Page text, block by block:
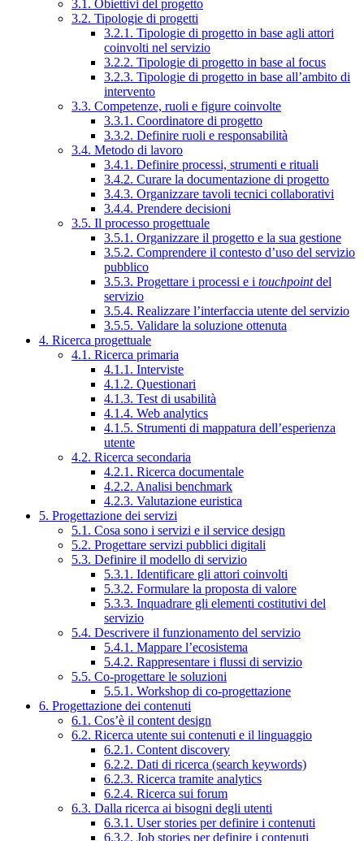
3.1. Obiettivi del progetto
3.2. Tipologie di progetti
3.2.1. Tipologie di progetto in base agli attori
coinvolti nel servizio
3.2.2. Tipologie di progetto in base al focus
3.2.3. Tipologie di progetto in base all’ambito di
intervento
3.3. Competenze, ruoli e figure coinvolte
3.3.1. Coordinatore di progetto
3.3.2. Definire ruoli e responsabilità
3.4. Metodo di lavoro
3.4.1. Definire processi, strumenti e rituali
3.4.2. Curare la documentazione di progetto
3.4.3. Organizzare tavoli tecnici collaborativi
3.4.4. Prendere decisioni
3.5. Il processo progettuale
3.5.1. Organizzare il progetto e la sua gestione
3.5.2. Comprendere il contesto d’uso del servizio
pubblico
3.5.3. Progettare i processi e i touchpointdel
servizio
3.5.4. Realizzare l’interfaccia utente del servizio
3.5.5. Validare la soluzione ottenuta
4. Ricerca progettuale
4.1. Ricerca primaria
4.1.1. Interviste
4.1.2. Questionari
4.1.3. Test di usabilità
4.1.4. Web analytics
4.1.5. Strumenti di mappatura dell’esperienza
utente
4.2. Ricerca secondaria
4.2.1. Ricerca documentale
4.2.2. Analisi benchmark
4.2.3. Valutazione euristica
5. Progettazione dei servizi
5.1. Cosa sono i servizi e il service design
5.2. Progettare servizi pubblici digitali
5.3. Definire il modello di servizio
5.3.1. Identificare gli attori coinvolti
5.3.2. Formulare la proposta di valore
5.3.3. Inquadrare gli elementi costitutivi del
servizio
5.4. Descrivere il funzionamento del servizio
5.4.1. Mappare l’ecosistema
5.4.2. Rappresentare i flussi di servizio
5.5. Co-progettare le soluzioni
5.5.1. Workshop di co-progettazione
6. Progettazione dei contenuti
6.1. Cos’è il content design
6.2. Ricerca utente sui contenuti e il linguaggio
6.2.1. Content discovery
6.2.2. Dati di ricerca (search keywords)
6.2.3. Ricerca tramite analytics
6.2.4. Ricerca sui forum
6.3. Dalla ricerca ai bisogni degli utenti
6.3.1. User stories per definire i contenuti
6.3.2. Job stories per definire i contenuti